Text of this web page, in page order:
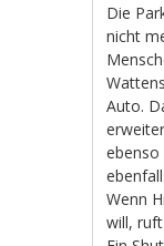
Die
nicht
Auto.
Wenn
will,